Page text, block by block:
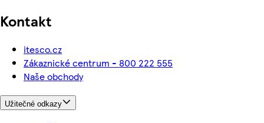
Kontakt
itesco.cz
Zákaznické centrum - 800 222 555
Naše obchody
Užitečné odkazy